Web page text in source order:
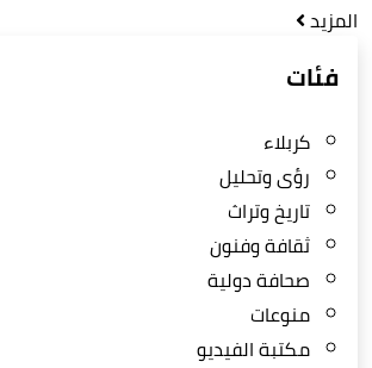
المزيد
فئات
كربلاء
رؤى وتحليل
تاريخ وتراث
ثقافة وفنون
صحافة دولية
منوعات
مكتبة الفيديو